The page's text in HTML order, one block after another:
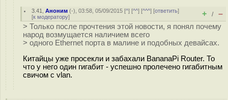
3.41 ,Аноним (-), 03:58, 05/09/2015 [^] [^^] [^^^] [ответить]
[к модератору] + / –
> Только после прочтения этой новости, я понял почему
народ возмущается наличием всего
> одного Ethernet порта в малине и подобных девайсах.
Китайцы уже просекли и забахали BananaPi Router. То
что у него один гигабит - успешно пролечено гигабитным
свичом с vlan.